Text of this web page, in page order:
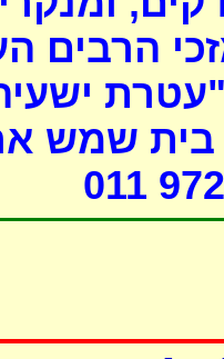
הרבים
שמש
011